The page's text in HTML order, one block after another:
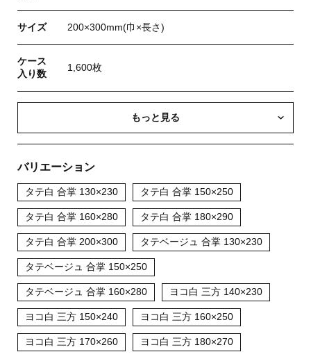
サイズ 200×300mm(巾×長さ)
ケース
入り数
1,600枚
もっと見る
バリエーション
タテ白 合掌 130×230 タテ白 合掌 150×250
タテ白 合掌 160×280 タテ白 合掌 180×290
タテ白 合掌 200×300 タテベージュ 合掌 130×230
タテベージュ 合掌 150×250
タテベージュ 合掌 160×280 ヨコ白 三方 140×230
ヨコ白 三方 150×240 ヨコ白 三方 160×250
ヨコ白 三方 170×260 ヨコ白 三方 180×270